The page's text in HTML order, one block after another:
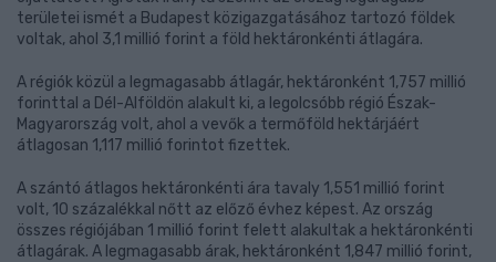
területei ismét a Budapest közigazgatásához tartozó földek
voltak, ahol 3,1 millió forint a föld hektáronkénti átlagára.
A régiók közül a legmagasabb átlagár, hektáronként 1,757 millió
forinttal a Dél-Alföldön alakult ki, a legolcsóbb régió Észak-
Magyarország volt, ahol a vevők a termőföld hektárjáért
átlagosan 1,117 millió forintot fizettek.
A szántó átlagos hektáronkénti ára tavaly 1,551 millió forint
volt, 10 százalékkal nőtt az előző évhez képest. Az ország
összes régiójában 1 millió forint felett alakultak a hektáronkénti
átlagárak. A legmagasabb árak, hektáronként 1,847 millió forint,